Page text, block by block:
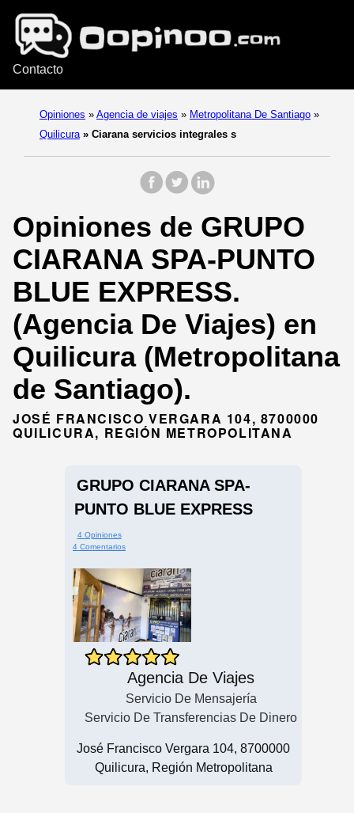
Contacto
Opiniones » Agencia de viajes » Metropolitana De Santiago »
Quilicura » Ciarana servicios integrales s
Opiniones de GRUPO
CIARANA SPA-PUNTO
BLUE EXPRESS.
(Agencia De Viajes) en
Quilicura (Metropolitana
de Santiago).
JOSÉ FRANCISCO VERGARA 104, 8700000
QUILICURA, REGIÓN METROPOLITANA
GRUPO CIARANA SPA-
PUNTO BLUE EXPRESS
4 Opiniones
4 Comentarios
Agencia De Viajes
Servicio De Mensajería
Servicio De Transferencias De Dinero
José Francisco Vergara 104, 8700000
Quilicura, Región Metropolitana